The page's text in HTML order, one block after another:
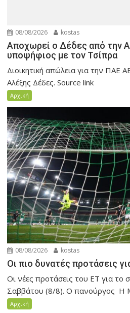
08/08/2026 kostas
Αποχωρεί ο Δέδες από την
υποψήφιος με τον Τσίπρα
Διοικητική απώλεια για την ΠΑΕ
Αλέξης Δέδες. Source link
Αρχική
08/08/2026 kostas
Οι πιο δυνατές προτάσεις
Οι νέες προτάσεις του ET για το
Σαββάτου (8/8). Ο πανούργος Η
Αρχική